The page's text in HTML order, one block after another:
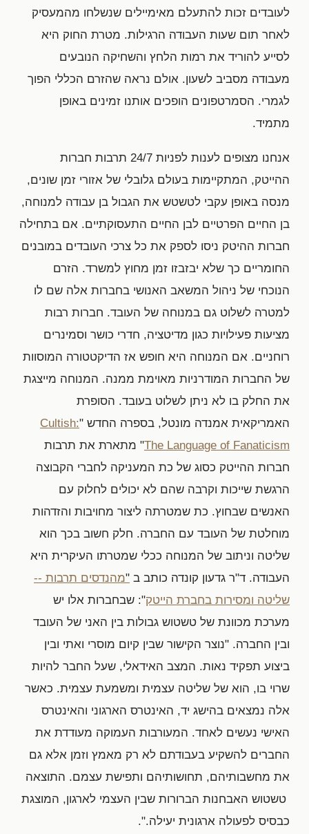
לעובדים זכות להתעלם מאימיילים שנשלחו מהמעסיק
לאחר תום שעות העבודה הרגילות. מטרת החוק היא
לסייע להוריד את רמות הלחץ והשחיקה הנובעים
מעבודה מסביב לשעון. אולם נראה שהזרם הכללי הפוך
לגמרי. הסמרטפונים הופכים אותנו זמינים באופן
מתמיד.
אנחנו מצופים לענות לפניות 24/7 תרבות חברות
ההייטק, המתקיימות בעולם גלובלי של אזורי זמן שונים,
מנסה באופן עקבי לטשטש את הגבול בן עבודה למנוחה,
בן החיים הפרטיים לבן החיים התעסוקתיים. אם בתחילה
חברות ההיטק ניסו לספק את כל צרכי העובדים במובנים
החומריים כך שלא יבזבזו זמן מחוץ למשרד. הזרם
הנוכחי של ניהול המשאב האנושי בחברות אלה שם לו
למטרה לשלוט גם במנוחה של העובד. חברות רבות
מציעות פעילויות כגון מדיטציה, חדרי כושר וסמינרים
רוחניים. אם המנוחה היא חופש אז הדיקטטורה המוסוות
של החברות המודרניות מאוימת ממנה. המנוחה מייצגת
את החלק בו לא ניתן לשלוט בעובד. הסופרת
האמריקאית אמנדה מונטל, בספרה החדש "Cultish:
The Language of Fanaticism" מתארת את תרבות
חברות ההייטק כסוג של כת המעניקה לחברי הקבוצה
הרגשת שייכות וקרבה שהם לא יכולים לחלוק עם
האנשים שבחוץ. כת שמטרתה ליצור מחויבות והזדהות
מוחלטת של העובד עם החברה. חלק חשוב בכך הוא
שליטה וניתוב של המנוחה ככלי שמטרתו העיקרית היא
העבודה. ד"ר גדעון קונדה כותב ב "מהנדסים תרבות -­
שליטה ומסירות בחברת היי­טק": שבחברות אלו יש
מערכת מכוונת של טשטוש גבולות בין האני של העובד
ובין החברה. "נוצר הקישור שבין קיום מוסרי ואתי ובין
ביצוע תפקיד נאות. המצב האידאלי, שעל החבר להיות
שרוי בו, הוא של שליטה עצמית ומשמעת עצמית. כאשר
אלה נמצאים בהישג יד, האינטרס הארגוני והאינטרס
האישי נעשים לאחד. המעורבות העמוקה מעודדת את
החברים להשקיע בעבודתם לא רק מאמץ וזמן אלא גם
את מחשבותיהם, תחושותיהם ותפישת עצמם. התוצאה
­ טשטוש האבחנות הברורות שבין העצמי לארגון, המוצגת
כבסיס לפעולה ארגונית יעילה.".